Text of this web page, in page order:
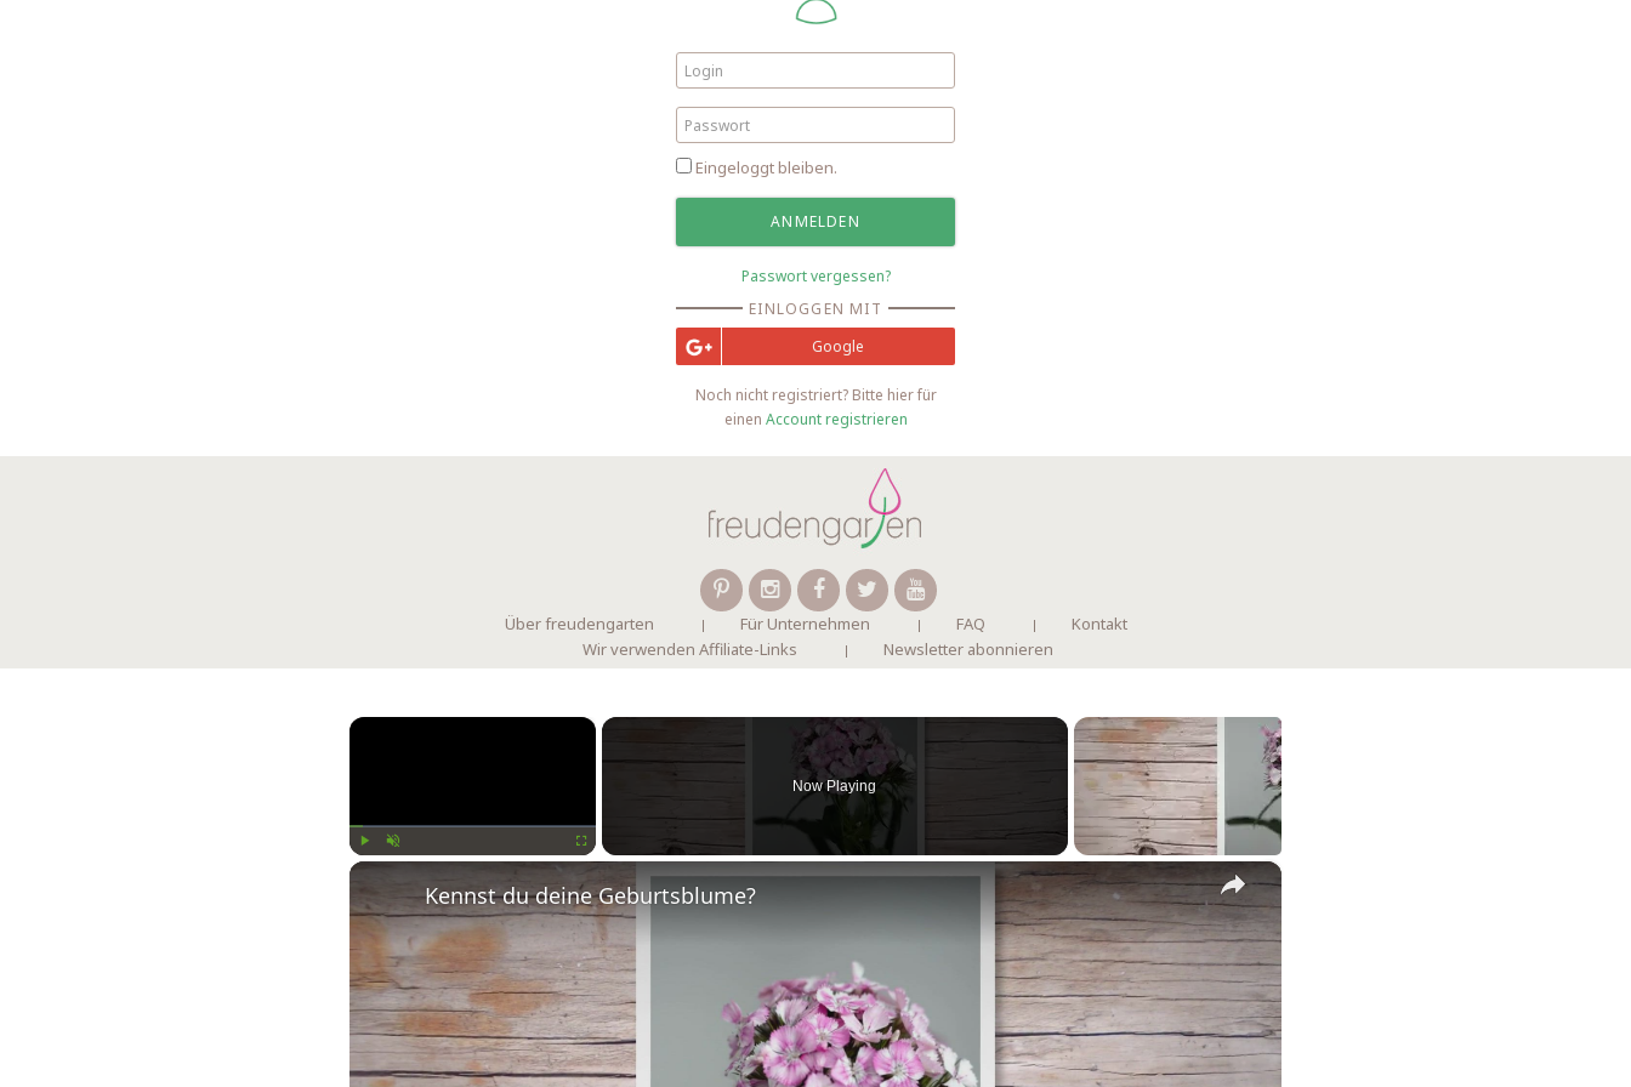
Eingeloggt bleiben.
Passwort vergessen?
EINLOGGEN MIT
Google
Noch nicht registriert? Bitte hier für
einen Account registrieren
Über freudengarten Für Unternehmen FAQ
Kontakt
Wir verwenden Affiliate-Links
Newsletter abonnieren
×
Now Playing
×
Kennst du deine Geburtsblume?